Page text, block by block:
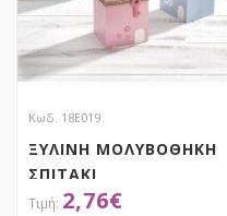
Κωδ. 18Ε019
ΞΥΛΙΝΗ ΜΟΛΥΒΟΘΗΚΗ
ΣΠΙΤΑΚΙ
2,76€